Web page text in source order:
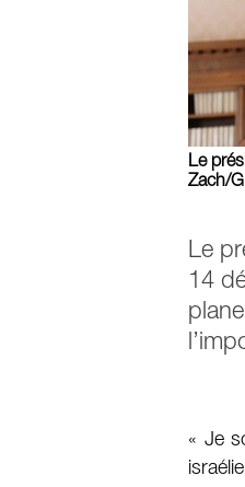
Le
Zach/
Le
14
« Je